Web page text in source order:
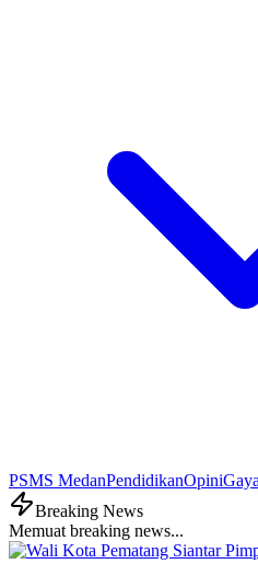
PSMS MedanPendidikanOpini
Breaking News
Memuat breaking news...